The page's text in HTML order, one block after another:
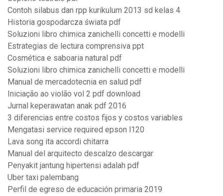
Contoh silabus dan rpp kurikulum 2013 sd kelas 4
Historia gospodarcza świata pdf
Soluzioni libro chimica zanichelli concetti e modelli
Estrategias de lectura comprensiva ppt
Cosmética e saboaria natural pdf
Soluzioni libro chimica zanichelli concetti e modelli
Manual de mercadotecnia en salud pdf
Iniciação ao violão vol 2 pdf download
Jurnal keperawatan anak pdf 2016
3 diferencias entre costos fijos y costos variables
Mengatasi service required epson l120
Lava song ita accordi chitarra
Manual del arquitecto descalzo descargar
Penyakit jantung hipertensi adalah pdf
Uber taxi palembang
Perfil de egreso de educación primaria 2019